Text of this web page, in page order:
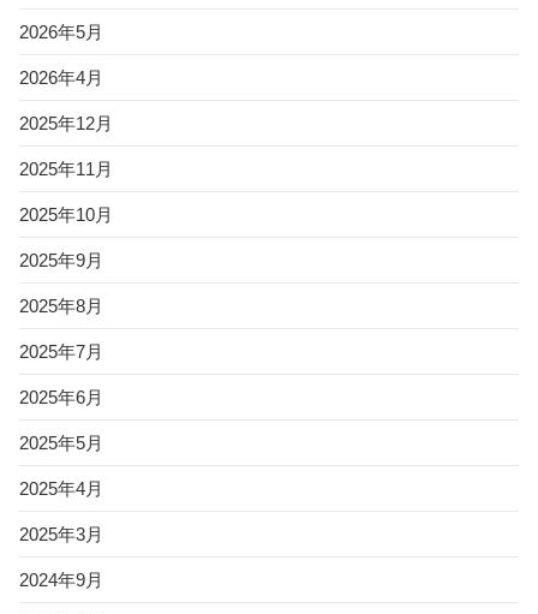
2026年5月
2026年4月
2025年12月
2025年11月
2025年10月
2025年9月
2025年8月
2025年7月
2025年6月
2025年5月
2025年4月
2025年3月
2024年9月